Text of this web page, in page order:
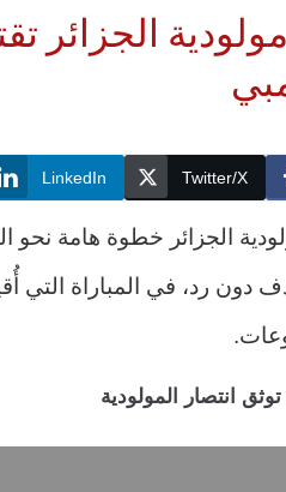
الجزائر
Twitter/X
LinkedIn
الجزائر خطوة هامة نحو
انتصار المولودية